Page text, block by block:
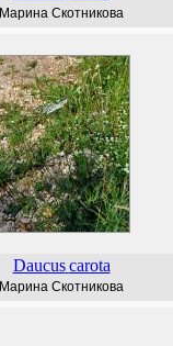
Марина Скотникова
Daucus carota
Марина Скотникова